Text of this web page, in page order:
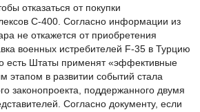
отказаться от покупки
С-400. Согласно информации из
не откажется от приобретения
военных истребителей F-35 в Турцию
есть Штаты применят «эффективные
этапом в развитии событий стала
законопроекта, поддержанного двумя
Согласно документу, если